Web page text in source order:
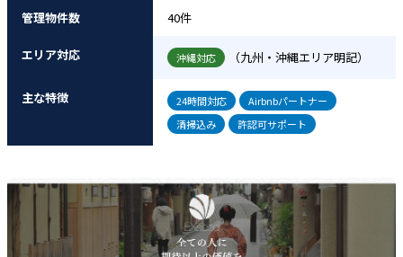
管理物件数 40件
エリア対応 沖縄対応 （九州・沖縄エリア明記）
主な特徴 24時間対応
Airbnbパートナー
清掃込み
許認可サポート